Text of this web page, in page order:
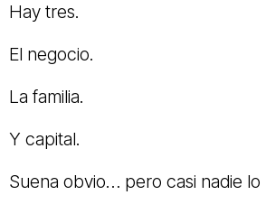
Hay tres.
El negocio.
La familia.
Y capital.
Suena obvio… pero casi nadie lo